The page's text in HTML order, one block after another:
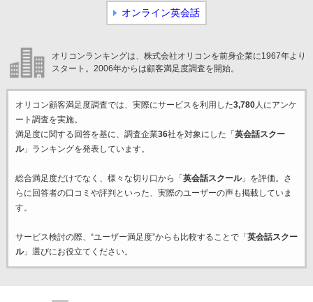
オンライン英会話
オリコンランキングは、株式会社オリコンを前身企業に1967年より
スタート。2006年からは顧客満足度調査を開始。
オリコン顧客満足度調査では、実際にサービスを利用した3,780人にアンケ
ート調査を実施。
満足度に関する回答を基に、調査企業36社を対象にした「 英会話スクー
ル」ランキングを発表しています。
総合満足度だけでなく、様々な切り口から「 英会話スクール」を評価。さ
らに回答者の口コミや評判といった、実際のユーザーの声も掲載していま
す。
サービス検討の際、“ユーザー満足度”からも比較することで「 英会話スクー
ル」選びにお役立てください。